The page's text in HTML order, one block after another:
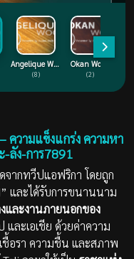
Angelique Wood
(8)
Okan Wood
(2)
วามแข็งแกร่ง ความหา
ลัง-การ7891
ากทวีปแอฟริกา โดยถูก
และได้รับการขนานนาม
และงานภายนอกของ
และเอเชีย ด้วยค่าความ
อรา ความชื้น และสภาพ